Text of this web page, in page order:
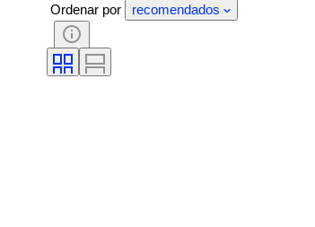
Ordenar por recomendados